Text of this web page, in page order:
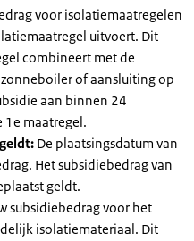
voor isolatiemaatregelen
uitvoert. Dit
combineert met de
of aansluiting op
aan binnen 24
1e maatregel.
De plaatsingsdatum van
Het subsidiebedrag van
geldt.
subsidiebedrag voor het
isolatiemateriaal. Dit